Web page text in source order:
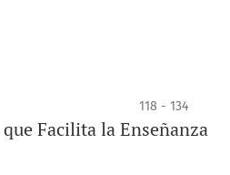
118 - 134
Facilita la Enseñanza